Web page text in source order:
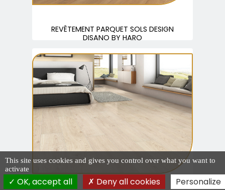
REVÊTEMENT PARQUET SOLS DESIGN
DISANO BY HARO
This site uses cookies and gives you control over what you want to
activate
OK, accept all Deny all cookies Personalize